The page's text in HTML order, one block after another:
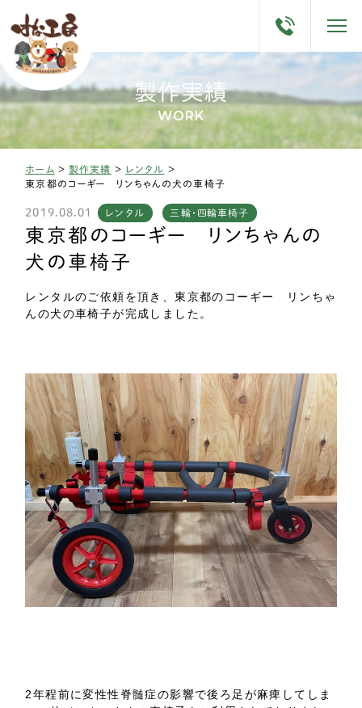
製作実績
WORK
ホーム >製作実績 > レンタル >
東京都のコーギー リンちゃんの犬の車椅子
2019.08.01 レンタル 三輪・四輪車椅子
東京都のコーギー リンちゃんの
犬の車椅子
レンタルのご依頼を頂き、東京都のコーギー リンちゃ
んの犬の車椅子が完成しました。
2年程前に変性性脊髄症の影響で後ろ足が麻痺してしま